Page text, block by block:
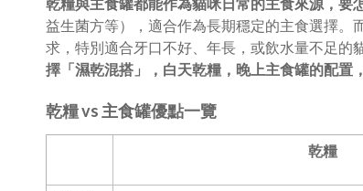
益生菌方等），適合作為長期穩定的主食選擇。
求，特別適合牙口不好、年長，或飲水量不足的
擇「濕乾混搭」，白天乾糧，晚上主食罐的配
乾糧 vs 主食罐優點一覽
乾糧